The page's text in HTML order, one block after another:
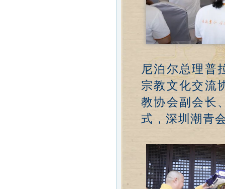
尼泊尔总理普
宗教文化交流
教协会副会长
式，深圳潮青